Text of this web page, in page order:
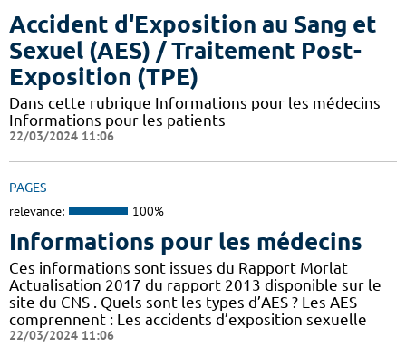
Accident d'Exposition au Sang et
Sexuel (AES) / Traitement Post-
Exposition (TPE)
Dans cette rubrique Informations pour les médecins
Informations pour les patients
22/03/2024 11:06
PAGES
relevance: 100%
Informations pour les médecins
Ces informations sont issues du Rapport Morlat
Actualisation 2017 du rapport 2013 disponible sur le
site du CNS . Quels sont les types d’AES ? Les AES
comprennent : Les accidents d’exposition sexuelle
22/03/2024 11:06